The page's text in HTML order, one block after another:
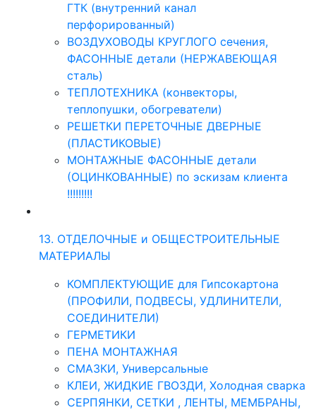
ГТК (внутренний канал
перфорированный)
ВОЗДУХОВОДЫ КРУГЛОГО сечения,
ФАСОННЫЕ детали (НЕРЖАВЕЮЩАЯ
сталь)
ТЕПЛОТЕХНИКА (конвекторы,
теплопушки, обогреватели)
РЕШЕТКИ ПЕРЕТОЧНЫЕ ДВЕРНЫЕ
(ПЛАСТИКОВЫЕ)
МОНТАЖНЫЕ ФАСОННЫЕ детали
(ОЦИНКОВАННЫЕ) по эскизам клиента
!!!!!!!!!
13. ОТДЕЛОЧНЫЕ и ОБЩЕСТРОИТЕЛЬНЫЕ
МАТЕРИАЛЫ
КОМПЛЕКТУЮЩИЕ для Гипсокартона
(ПРОФИЛИ, ПОДВЕСЫ, УДЛИНИТЕЛИ,
СОЕДИНИТЕЛИ)
ГЕРМЕТИКИ
ПЕНА МОНТАЖНАЯ
СМАЗКИ, Универсальные
КЛЕИ, ЖИДКИЕ ГВОЗДИ, Холодная сварка
СЕРПЯНКИ, СЕТКИ , ЛЕНТЫ, МЕМБРАНЫ,